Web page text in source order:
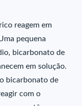
reagem em
pequena
bicarbonato de
em solução.
bicarbonato de
com o